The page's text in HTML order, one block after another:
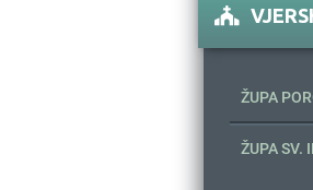
ŽUPA
ŽUPA SV.